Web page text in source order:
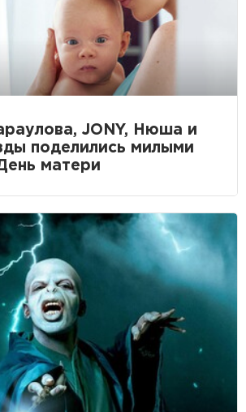
JONY, Нюша и
поделились милыми
матери